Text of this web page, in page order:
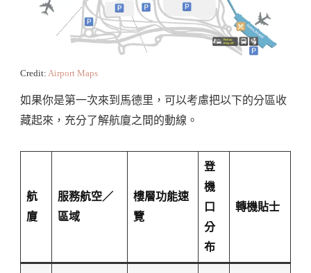
Credit: Airport Maps
如果你是第一次來到馬德里，可以考慮把以下的分區收
藏起來，充分了解航廈之間的動線。
航
廈
服務航空／
區域
樓層功能速
覽
登
機
口
分
布
轉機貼士